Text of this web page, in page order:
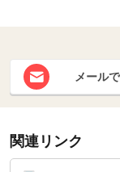
メール
関連リンク